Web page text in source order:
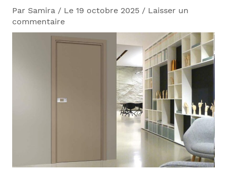
Par Samira / Le 19 octobre 2025 / Laisser un
commentaire